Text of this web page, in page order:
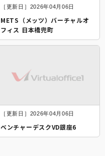
［更新日］2026年04月06日
METS（メッツ）バーチャルオ
フィス 日本橋兜町
［更新日］2026年04月06日
ベンチャーデスクVD銀座6